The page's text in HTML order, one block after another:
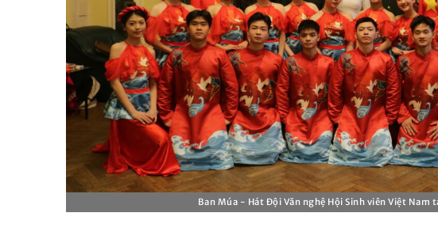
Ban Múa - Hát Đội Văn nghệ Hội Sinh viên Việt Nam